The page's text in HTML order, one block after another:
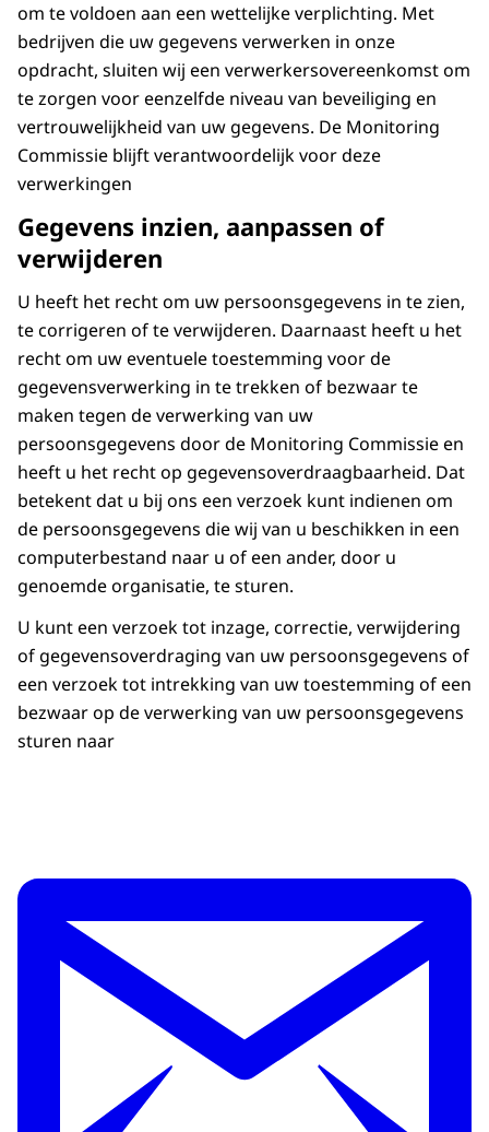
om te voldoen aan een wettelijke verplichting. Met
bedrijven die uw gegevens verwerken in onze
opdracht, sluiten wij een verwerkersovereenkomst om
te zorgen voor eenzelfde niveau van beveiliging en
vertrouwelijkheid van uw gegevens. De Monitoring
Commissie blijft verantwoordelijk voor deze
verwerkingen
Gegevens inzien, aanpassen of
verwijderen
U heeft het recht om uw persoonsgegevens in te zien,
te corrigeren of te verwijderen. Daarnaast heeft u het
recht om uw eventuele toestemming voor de
gegevensverwerking in te trekken of bezwaar te
maken tegen de verwerking van uw
persoonsgegevens door de Monitoring Commissie en
heeft u het recht op gegevensoverdraagbaarheid. Dat
betekent dat u bij ons een verzoek kunt indienen om
de persoonsgegevens die wij van u beschikken in een
computerbestand naar u of een ander, door u
genoemde organisatie, te sturen.
U kunt een verzoek tot inzage, correctie, verwijdering
of gegevensoverdraging van uw persoonsgegevens of
een verzoek tot intrekking van uw toestemming of een
bezwaar op de verwerking van uw persoonsgegevens
sturen naar